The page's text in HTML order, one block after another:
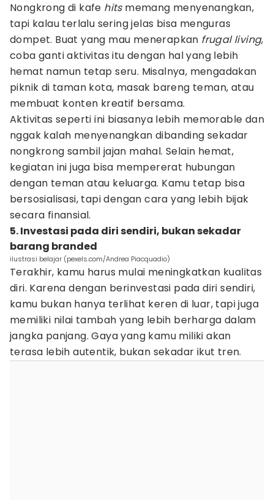
Nongkrong di kafe hitsmemang menyenangkan,
tapi kalau terlalu sering jelas bisa menguras
dompet. Buat yang mau menerapkan frugal living,
coba ganti aktivitas itu dengan hal yang lebih
hemat namun tetap seru. Misalnya, mengadakan
piknik di taman kota, masak bareng teman, atau
membuat konten kreatif bersama.
Aktivitas seperti ini biasanya lebih memorable dan
nggak kalah menyenangkan dibanding sekadar
nongkrong sambil jajan mahal. Selain hemat,
kegiatan ini juga bisa mempererat hubungan
dengan teman atau keluarga. Kamu tetap bisa
bersosialisasi, tapi dengan cara yang lebih bijak
secara finansial.
5. Investasi pada diri sendiri, bukan sekadar
barang branded
ilustrasi belajar (pexels.com/Andrea Piacquadio)
Terakhir, kamu harus mulai meningkatkan kualitas
diri. Karena dengan berinvestasi pada diri sendiri,
kamu bukan hanya terlihat keren di luar, tapi juga
memiliki nilai tambah yang lebih berharga dalam
jangka panjang. Gaya yang kamu miliki akan
terasa lebih autentik, bukan sekadar ikut tren.